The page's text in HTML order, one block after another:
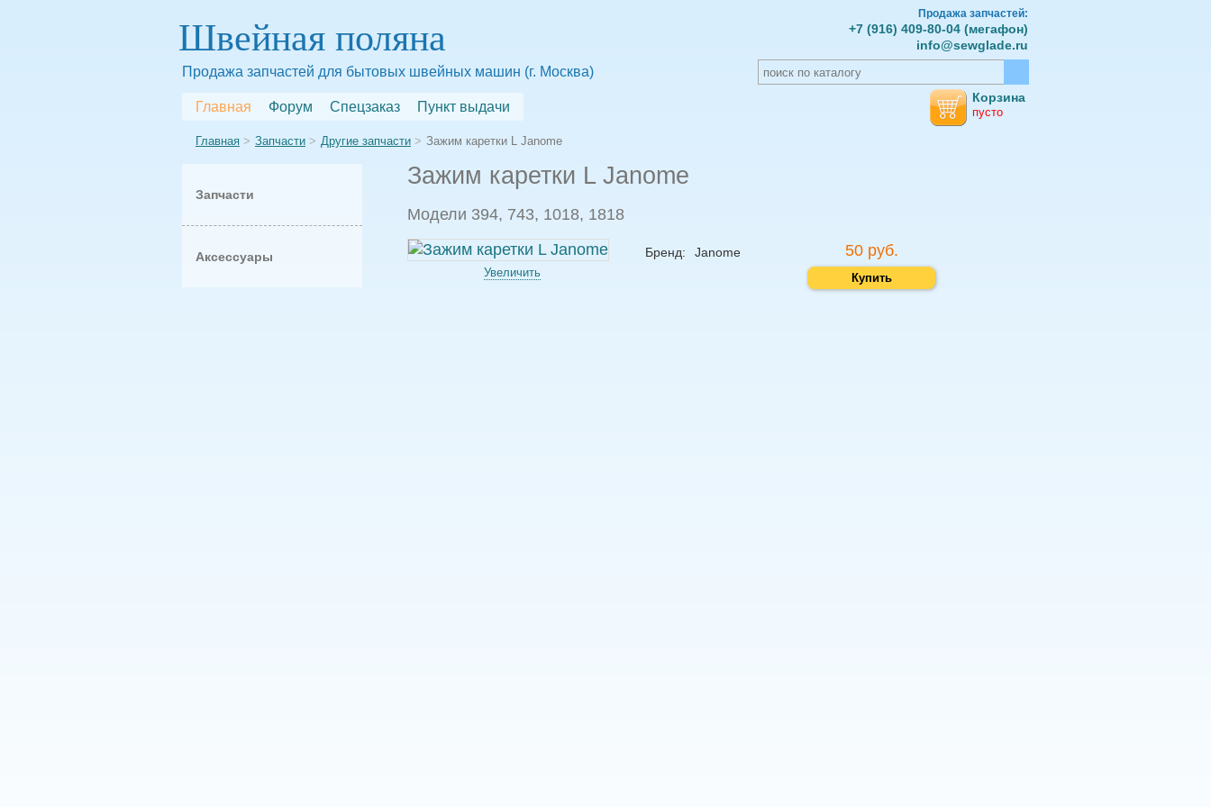
Швейная поляна
Продажа запчастей для бытовых швейных машин (г. Москва)
Продажа запчастей:
+7 (916) 409-80-04 (мегафон)
info@sewglade.ru
Корзина
пусто
Главная Форум Спецзаказ Пункт выдачи
Главная Запчасти Другие запчасти Зажим каретки L Janome
Запчасти
Аксессуары
Зажим каретки L Janome
Модели 394, 743, 1018, 1818
Увеличить
Бренд: Janome 50 руб.
Купить